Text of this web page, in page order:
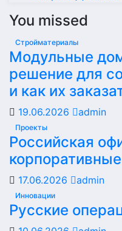
You missed
Стройматериалы
Модульные
решение для
и как их
19.06.2026 admin
Проекты
Российская
17.06.2026 admin
Инновации
Русские